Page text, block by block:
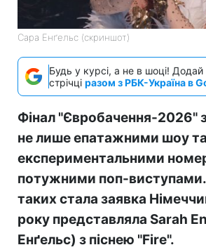
Сара Енґельс (скриншот)
Будь у курсі, а не в шоці! Додай
стрічці разом з РБК-Україна в
Фінал "Євробачення-2026"
не лише епатажними шоу та
експериментальними
потужними поп-
таких стала заявка
року представляла Sarah
Енґельс) з піснею "Fire".